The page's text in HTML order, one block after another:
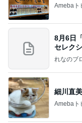
Amebaト
8月6日
セレク
ン
れなのブ
細川直
Amebaト